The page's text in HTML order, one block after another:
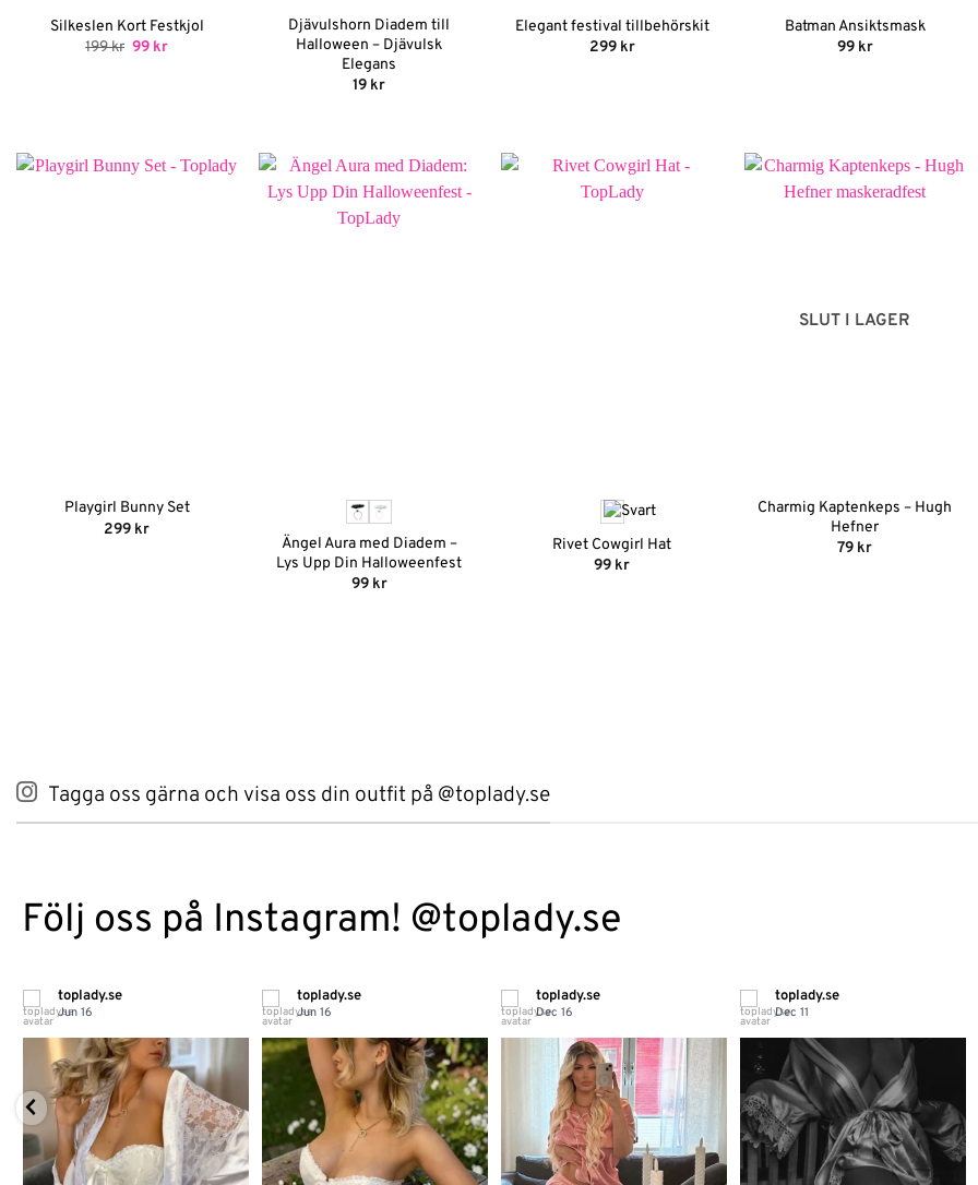
Silkeslen Kort Festkjol
199kr Det
99 krDet
Djävulshorn Diadem till
Halloween – Djävulsk
Elegans
19 kr
Elegant festival tillbehörskit
299 kr
Batman Ansiktsmask
99 kr
Playgirl Bunny Set
299 kr
Ängel Aura med Diadem –
Lys Upp Din Halloweenfest
99 kr
Rivet Cowgirl Hat
99 kr
SLUT I LAGER
Charmig Kaptenkeps – Hugh
Hefner
79 kr
Tagga oss gärna och visa oss din outfit på @toplady.se
Följ oss på Instagram! @toplady.se
toplady.se
Jun 16
toplady.se
Jun 16
toplady.se
Dec 16
toplady.se
Dec 11